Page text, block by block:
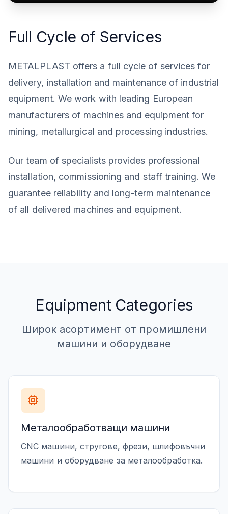
Full Cycle of Services
METALPLAST offers a full cycle of services for
delivery, installation and maintenance of industrial
equipment. We work with leading European
manufacturers of machines and equipment for
mining, metallurgical and processing industries.
Our team of specialists provides professional
installation, commissioning and staff training. We
guarantee reliability and long-term maintenance
of all delivered machines and equipment.
Equipment Categories
Широк асортимент от промишлени
машини и оборудване
Металообработващи машини
CNC машини, стругове, фрези, шлифовъчни
машини и оборудване за металообработка.